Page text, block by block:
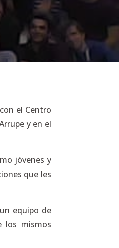
el Centro
y en el
jóvenes y
que les
equipo de
los mismos